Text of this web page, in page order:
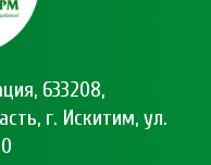
633208,
г. Искитим, ул.